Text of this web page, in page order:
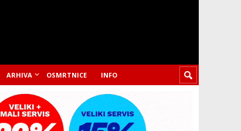
ARHIVA OSMRTNICE INFO